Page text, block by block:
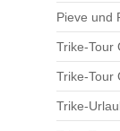
Pieve und
Trike-Tour
Trike-Tour
Trike-